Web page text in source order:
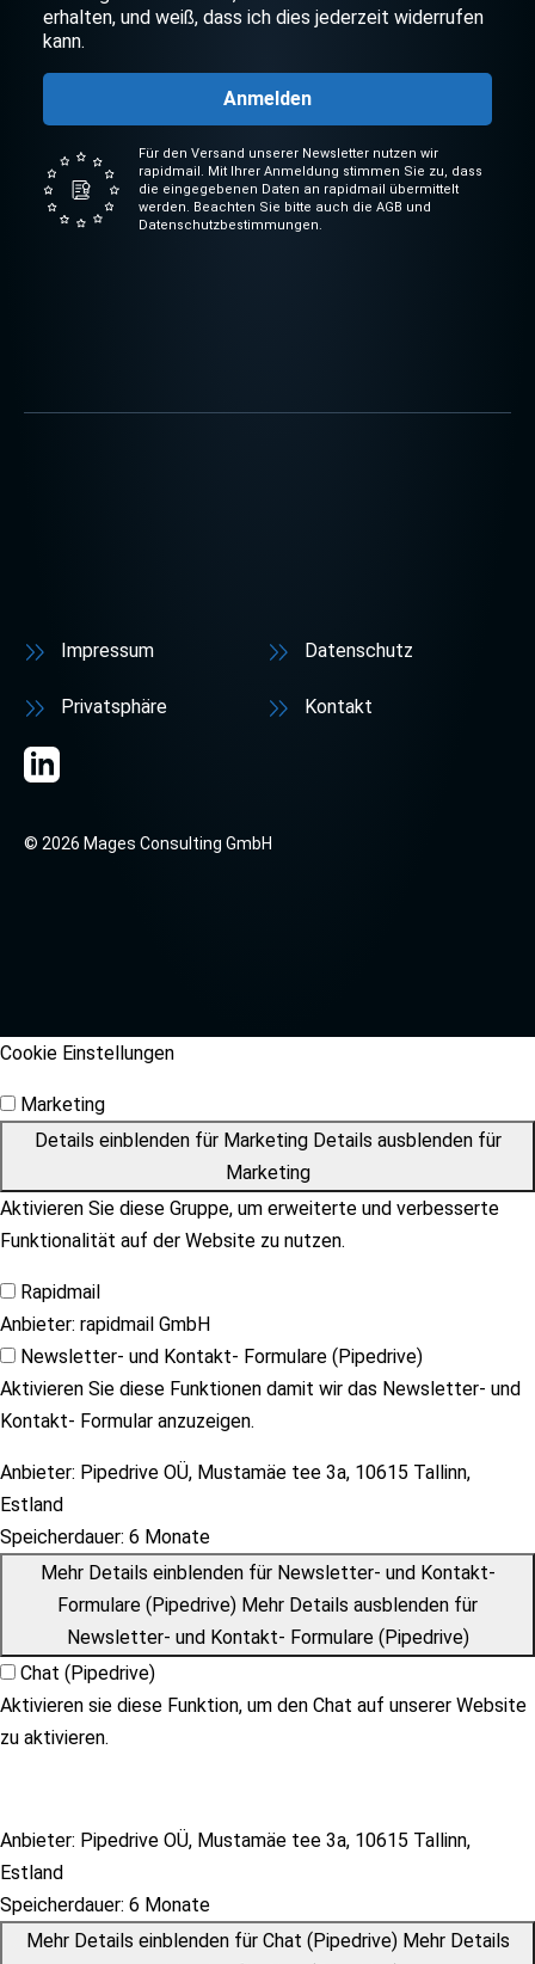
erhalten, und weiß, dass ich dies jederzeit widerrufen
kann.
Anmelden
Für den Versand unserer Newsletter nutzen wir
rapidmail. Mit Ihrer Anmeldung stimmen Sie zu, dass
die eingegebenen Daten an rapidmail übermittelt
werden. Beachten Sie bitte auch die AGB und
Datenschutzbestimmungen.
Impressum Datenschutz
Privatsphäre Kontakt
© 2026 Mages Consulting GmbH
Cookie Einstellungen
Marketing
Details einblendenfür Marketing Details ausblendenfür
Marketing
Aktivieren Sie diese Gruppe, um erweiterte und verbesserte
Funktionalität auf der Website zu nutzen.
Rapidmail
Anbieter: rapidmail GmbH
Newsletter- und Kontakt- Formulare (Pipedrive)
Aktivieren Sie diese Funktionen damit wir das Newsletter- und
Kontakt- Formular anzuzeigen.
Anbieter: Pipedrive OÜ, Mustamäe tee 3a, 10615 Tallinn,
Estland
Speicherdauer: 6 Monate
Mehr Details einblendenfür Newsletter- und Kontakt-
Formulare (Pipedrive) Mehr Details ausblenden für
Newsletter- und Kontakt- Formulare (Pipedrive)
Chat (Pipedrive)
Aktivieren sie diese Funktion, um den Chat auf unserer Website
zu aktivieren.
Anbieter: Pipedrive OÜ, Mustamäe tee 3a, 10615 Tallinn,
Estland
Speicherdauer: 6 Monate
Mehr Details einblendenfür Chat (Pipedrive) Mehr Details